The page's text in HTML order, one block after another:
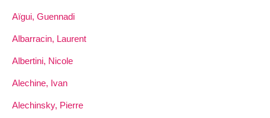
Aïgui, Guennadi
Albarracin, Laurent
Albertini, Nicole
Alechine, Ivan
Alechinsky, Pierre